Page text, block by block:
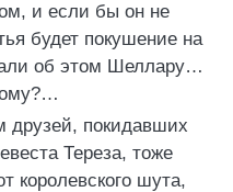
и если бы он не
будет покушение на
об этом Шеллару…
друзей, покидавших
Тереза, тоже
королевского шута,